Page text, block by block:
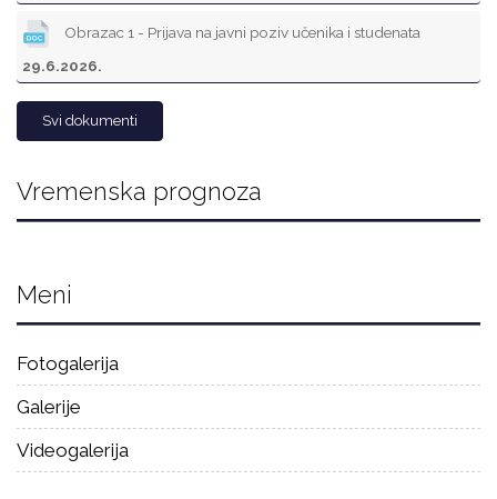
Obrazac 1 - Prijava na javni poziv učenika i studenata
29.6.2026.
Svi dokumenti
Vremenska prognoza
Meni
Fotogalerija
Galerije
Videogalerija